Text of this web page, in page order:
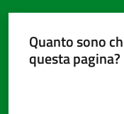
Quanto sono
questa pagina?